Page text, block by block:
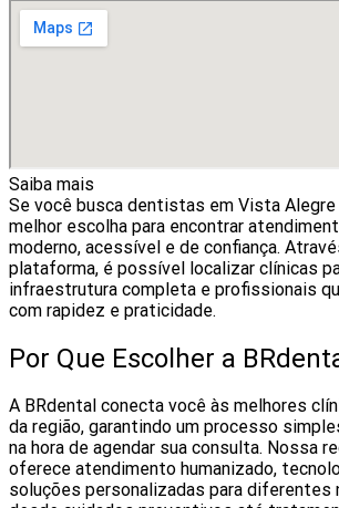
Saiba mais
Se você busca dentistas em Vista Alegre
melhor escolha para encontrar
moderno, acessível e de confiança.
plataforma, é possível localizar clínicas
infraestrutura completa e profissionais
com rapidez e praticidade.
Por Que Escolher a
A BRdental conecta você às melhores
da região, garantindo um processo
na hora de agendar sua consulta. Nossa
oferece atendimento humanizado,
soluções personalizadas para diferentes